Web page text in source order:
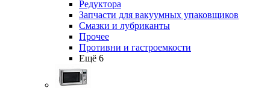
Редуктора
Запчасти для вакуумных упаковщиков
Смазки и лубриканты
Прочее
Противни и гастроемкости
Ещё 6